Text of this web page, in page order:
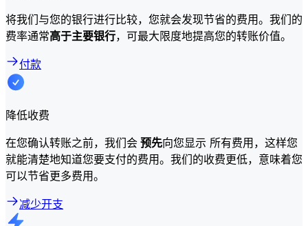
将我们与您的银行进行比较，您就会发现节省的费用。我们的
费率通常高于主要银行，可最大限度地提高您的转账价值。
付款
降低收费
在您确认转账之前，我们会 预先向您显示 所有费用，这样您
就能清楚地知道您要支付的费用。我们的收费更低，意味着您
可以节省更多费用。
减少开支